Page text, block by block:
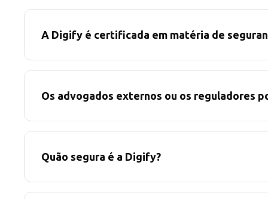
A Digify é certificada em matéria de
Os advogados externos ou os reguladores
Quão segura é a Digify?